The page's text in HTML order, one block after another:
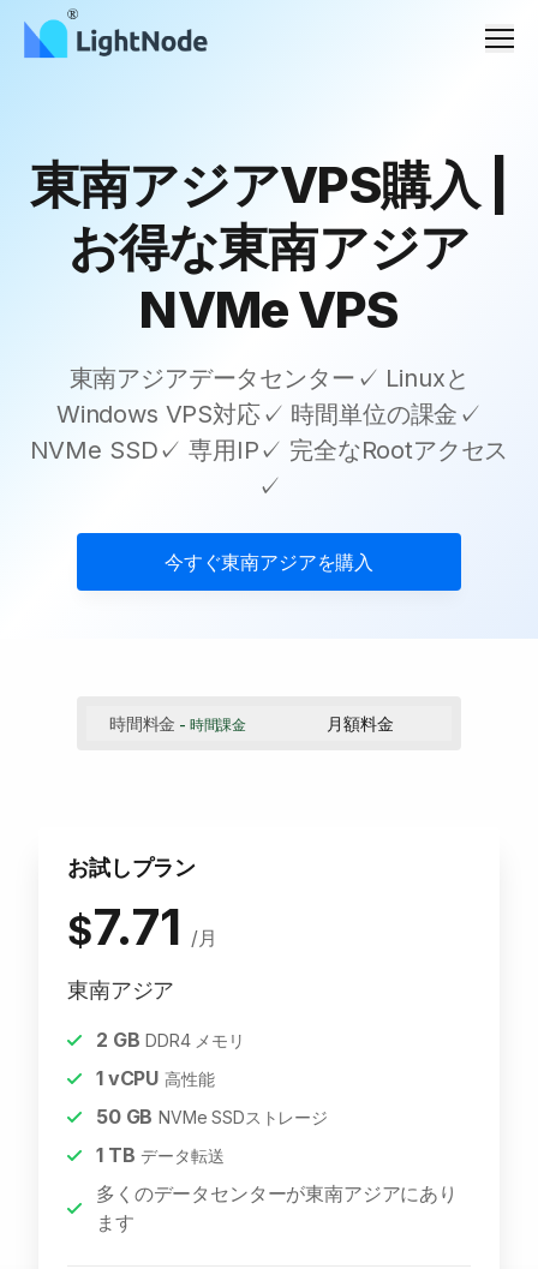
メ
東南アジアVPS購入 |
お得な東南アジア
NVMe VPS
東南アジアデータセンター✓ Linuxと
Windows VPS対応✓ 時間単位の課金✓
NVMe SSD✓ 専用IP✓ 完全なRootアクセス
✓
今すぐ東南アジアを購入
時間料金 - 時間課金 月額料金
お試しプラン
$7.71 /月
東南アジア
2 GB DDR4 メモリ
1vCPU 高性能
50GB NVMe SSDストレージ
1TB データ転送
多くのデータセンターが東南アジアにあり
ます